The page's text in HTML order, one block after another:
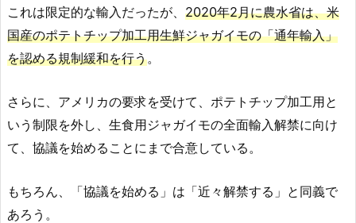
これは限定的な輸入だったが、 2020年2月に農水省は、米
国産のポテトチップ加工用生鮮ジャガイモの「通年輸入」
を認める規制緩和を行う。
さらに、アメリカの要求を受けて、ポテトチップ加工用と
いう制限を外し、生食用ジャガイモの全面輸入解禁に向け
て、協議を始めることにまで合意している。
もちろん、「協議を始める」は「近々解禁する」と同義で
あろう。